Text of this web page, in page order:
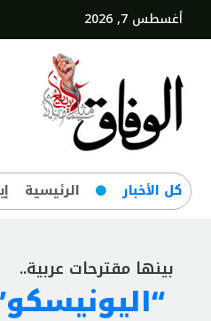
أغسطس 7, 2026
کل‌ الأخبار الرئيسية
بينها مقترحات عربية..